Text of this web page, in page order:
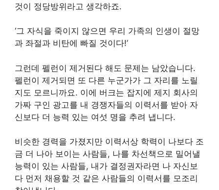
것이 정당방위라고 생각하죠.
‘그 자식을 죽이지 않으면 우리 가족의 인생이 절망
과 좌절과 비탄에 빠질 것이다!’
그런데 펠런이 제거된다 해도 문제는 남았습니다.
펠런이 제거되면 또 다른 누군가가 그 자리를 노릴
지도 모르니까요. 이에 버크는 잡지에 제지 회사의
가짜 구인 광고를 내 경쟁자들의 이력서를 받아 자
신보다 더 능력 있는 여섯 명을 추려 냅니다.
비슷한 경력을 가졌지만 이력서상 학력이 나보다 조
금 더 나아 보이는 사람들, 나를 차선책으로 밀어낼
능력이 있는 사람들, 내가 결정권자라면 나 자신보
다 먼저 채용할 것 같은 사람들의 이력서를 모조리